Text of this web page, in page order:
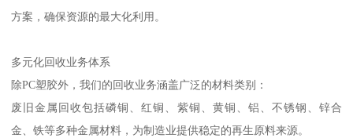
方案，确保资源的最大化利用。
多元化回收业务体系
除PC塑胶外，我们的回收业务涵盖广泛的材料类别：
废旧金属回收包括磷铜、红铜、紫铜、黄铜、铝、不锈钢、锌合
金、铁等多种金属材料，为制造业提供稳定的再生原料来源。